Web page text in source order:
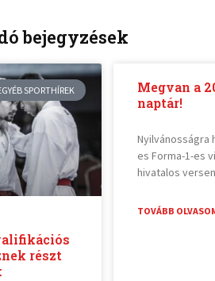
bejegyzések
SPORTHÍREK
részt
Megvan a
naptár!
Nyilvánosságra
es Forma-1-es
hivatalos
TOVÁBB